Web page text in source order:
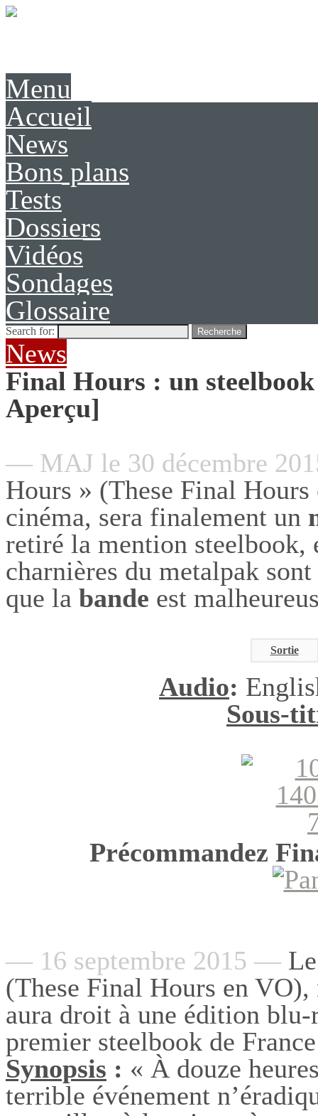
Menu
Accueil
News
Bons plans
Tests
Dossiers
Vidéos
Sondages
Glossaire
Search for: Recherche
News
Final Hours : un
Aperçu]
— MAJ le 30 décembre
Hours » (These Final
cinéma, sera finalement un
retiré la mention steelbook,
charnières du metalpak
que la bande est
Sortie
Audio:
Sous-
Précommandez
— 16 septembre 2015 —
(These Final Hours en
aura droit à une édition
premier steelbook de
Synopsis : « À douze
terrible événement